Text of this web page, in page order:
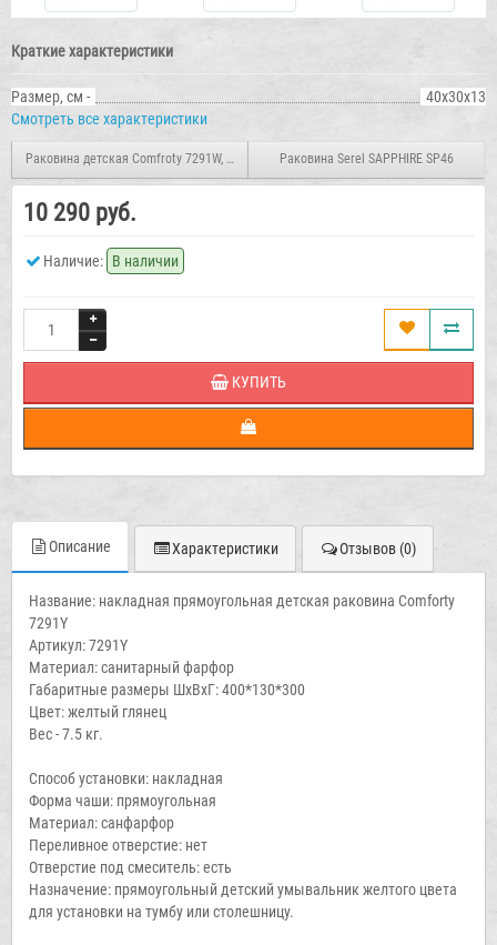
Краткие характеристики
Размер, см -
40х30х13
Смотреть все характеристики
Раковина детская Comfroty 7291W, белая, с донным клапаном
Раковина Serel SAPPHIRE SP46
10 290 руб.
Наличие: В наличии
КУПИТЬ
Описание Характеристики Отзывов (0)
Название: накладная прямоугольная детская раковина Comforty
7291Y
Артикул: 7291Y
Материал: санитарный фарфор
Габаритные размеры ШхВхГ: 400*130*300
Цвет: желтый глянец
Вес - 7.5 кг.
Способ установки: накладная
Форма чаши: прямоугольная
Материал: санфарфор
Переливное отверстие: нет
Отверстие под смеситель: есть
Назначение: прямоугольный детский умывальник желтого цвета
для установки на тумбу или столешницу.